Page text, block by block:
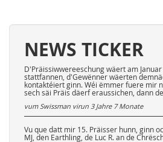
NEWS TICKER
D'Präissiwwereeschung wäert am
stattfannen, d'Gewënner wäerten
kontaktéiert ginn. Wéi ëmmer fuere mir
sech säi Präis däerf eraussichen, dann
vum Swissman virun 3 Jahre 7 Monate
Vu que datt mir 15. Präisser hunn, ginn
MJ, den Earthling, de Luc R. an de